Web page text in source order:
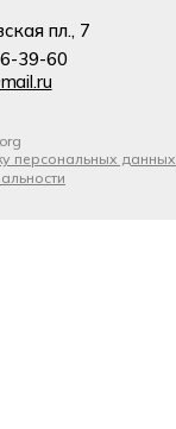
пл., 7
39-60
персональных данных